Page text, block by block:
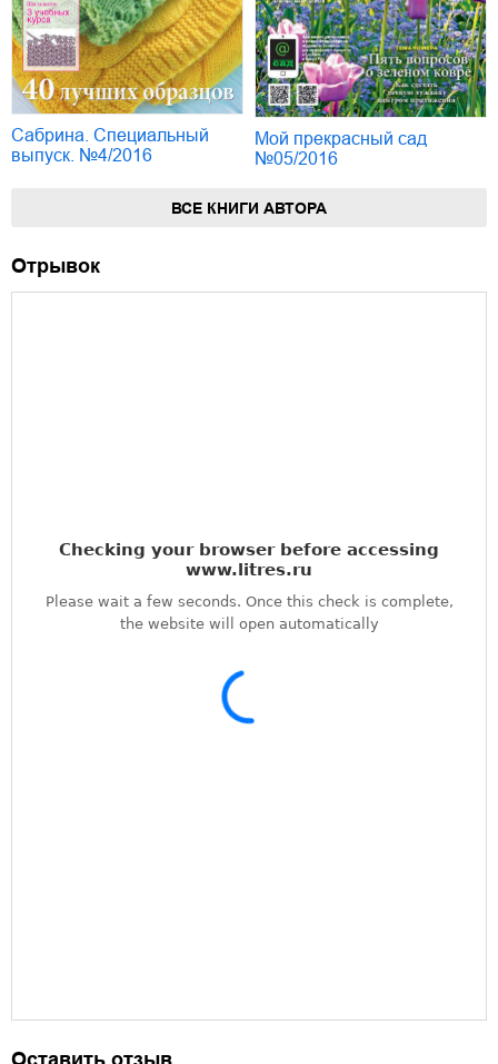
Сабрина. Специальный
выпуск. №4/2016
Мой прекрасный сад
№05/2016
ВСЕ КНИГИ АВТОРА
Отрывок
Оставить отзыв